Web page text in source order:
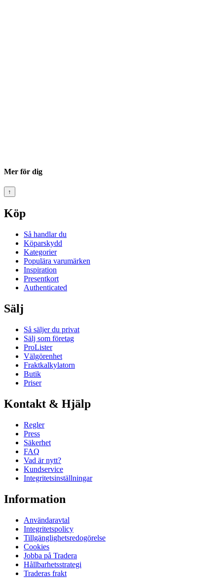
Mer för dig
↑
Köp
Så handlar du
Köparskydd
Kategorier
Populära varumärken
Inspiration
Presentkort
Authenticated
Sälj
Så säljer du privat
Sälj som företag
ProLister
Välgörenhet
Fraktkalkylatorn
Butik
Priser
Kontakt & Hjälp
Regler
Press
Säkerhet
FAQ
Vad är nytt?
Kundservice
Integritetsinställningar
Information
Användaravtal
Integritetspolicy
Tillgänglighetsredogörelse
Cookies
Jobba på Tradera
Hållbarhetsstrategi
Traderas frakt